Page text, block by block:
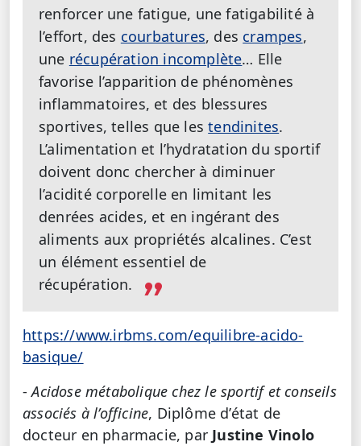
renforcer une fatigue, une fatigabilité à
l’effort, des courbatures, des crampes,
une récupération incomplète… Elle
favorise l’apparition de phénomènes
inflammatoires, et des blessures
sportives, telles que lestendinites.
L’alimentation et l’hydratation du sportif
doivent donc chercher à diminuer
l’acidité corporelle en limitant les
denrées acides, et en ingérant des
aliments aux propriétés alcalines. C’est
un élément essentiel de
récupération.
https://www.irbms.com/equilibre-acido-
basique/
-Acidose métabolique chez le sportif et conseils
associés à l’officine, Diplôme d’état de
docteur en pharmacie, par Justine Vinolo